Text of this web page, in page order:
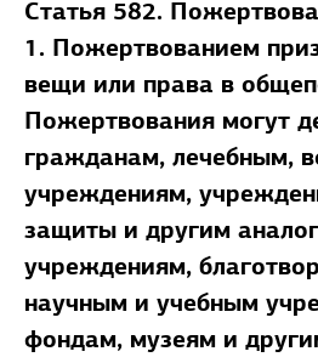
Статья 582.
1. Пожертвованием
вещи или права в
Пожертвования могут
гражданам, лечебным,
учреждениям,
защиты и другим
учреждениям,
научным и учебным
фондам, музеям и